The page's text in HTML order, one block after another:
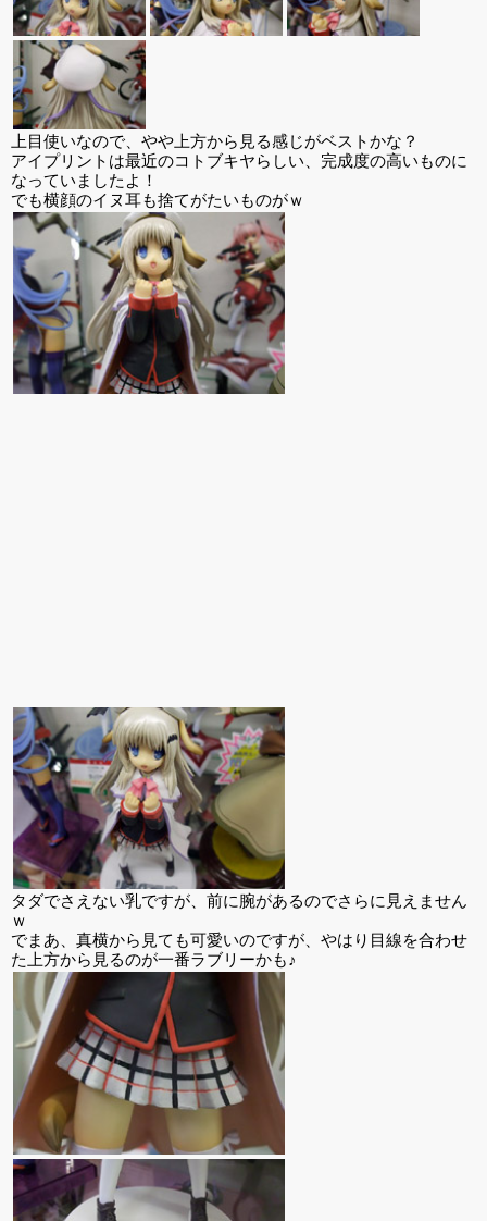
上目使いなので、やや上方から見る感じがベストかな？
アイプリントは最近のコトブキヤらしい、完成度の高いものに
なっていましたよ！
でも横顔のイヌ耳も捨てがたいものがｗ
タダでさえない乳ですが、前に腕があるのでさらに見えません
ｗ
でまあ、真横から見ても可愛いのですが、やはり目線を合わせ
た上方から見るのが一番ラブリーかも♪